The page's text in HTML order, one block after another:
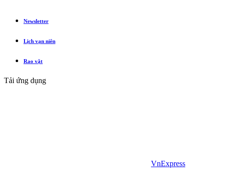
Newsletter
Lịch vạn niên
Rao vặt
Tải ứng dụng
VnExpress